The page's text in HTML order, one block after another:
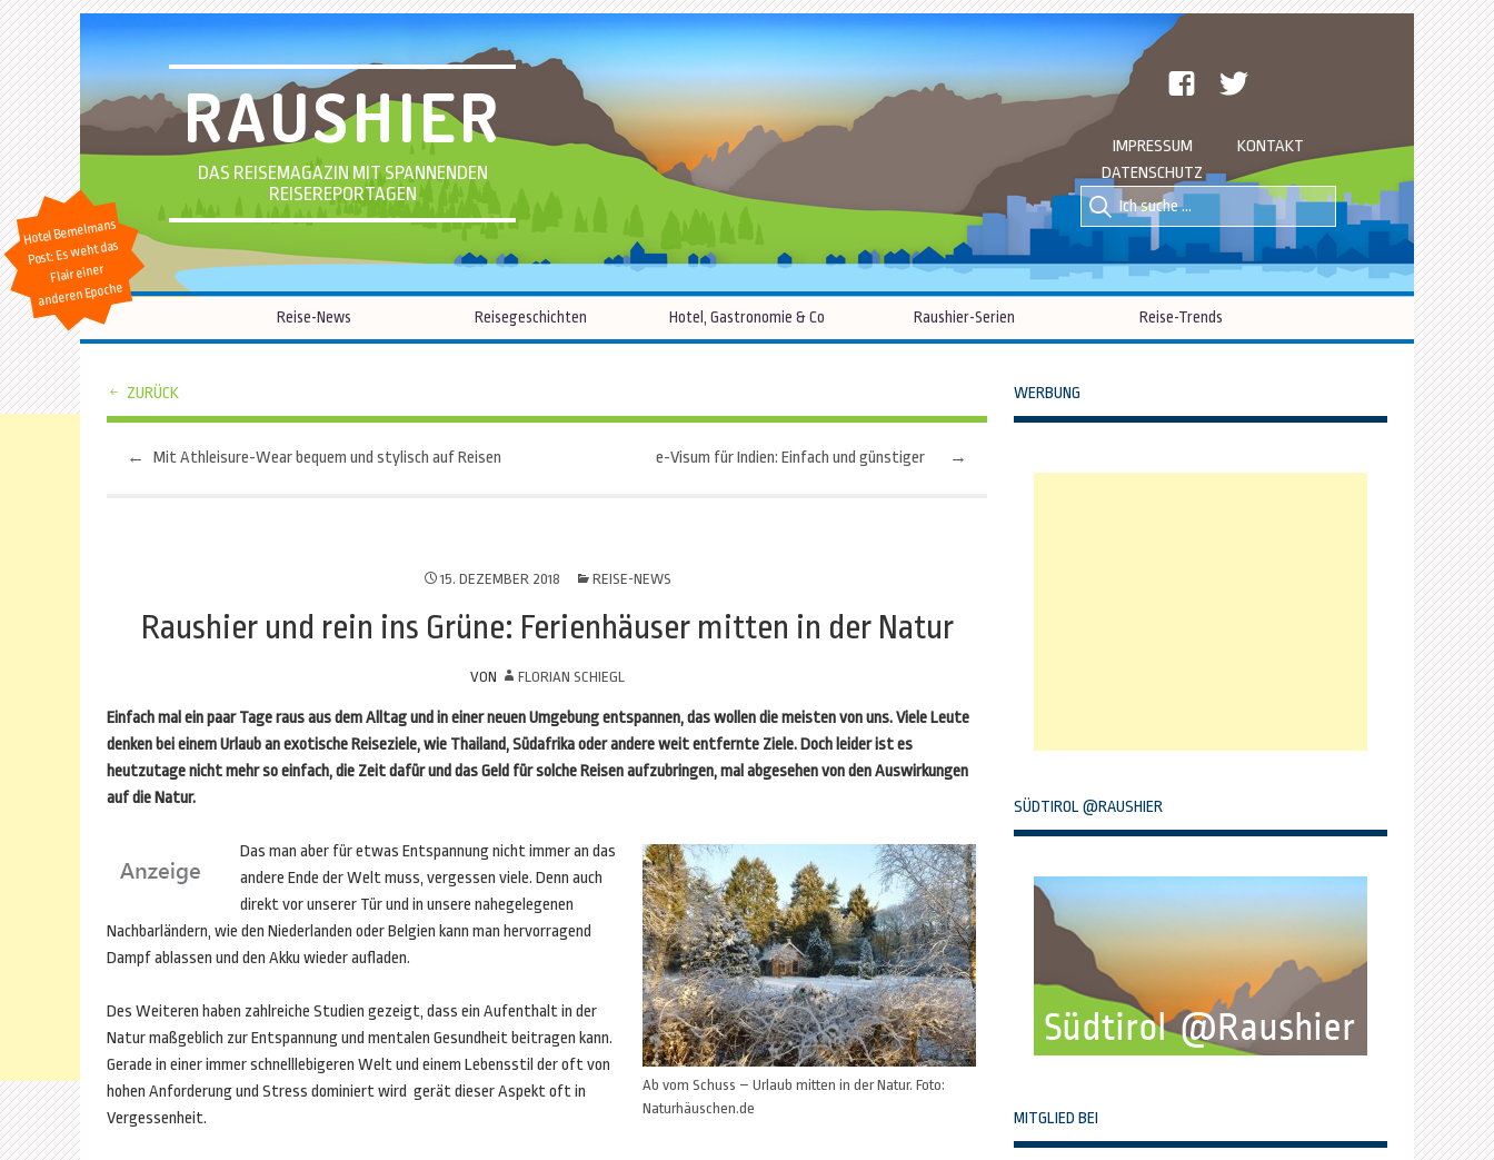
RAUSHIER
DAS REISEMAGAZIN MIT SPANNENDEN
REISEREPORTAGEN
facebook
IMPRESSUM
KONTAKT
DATENSCHUTZ
Suche
nach::
Suche
nach:
Hotel Bemelmans
Post: Es weht das
Flair einer
anderen Epoche
Reise-News Reisegeschichten Hotel, Gastronomie & Co Raushier-Serien Reise-Trends
ZURÜCK
Beitragsnavigation
← Mit Athleisure-Wear bequem und stylisch auf Reisen →
e-Visum für Indien: Einfach und günstiger
15. DEZEMBER 2018 REISE-NEWS
Raushier und rein ins Grüne: Ferienhäuser mitten in der Natur
VON FLORIAN SCHIEGL
Einfach mal ein paar Tage raus aus dem Alltag und in einer neuen Umgebung entspannen, das wollen die meisten von uns. Viele Leute
denken bei einem Urlaub an exotische Reiseziele, wie Thailand, Südafrika oder andere weit entfernte Ziele. Doch leider ist es
heutzutage nicht mehr so einfach, die Zeit dafür und das Geld für solche Reisen aufzubringen, mal abgesehen von den Auswirkungen
auf die Natur.
Ab vom Schuss – Urlaub mitten in der Natur. Foto:
Naturhäuschen.de
Das man aber für etwas Entspannung nicht immer an das
andere Ende der Welt muss, vergessen viele. Denn auch
direkt vor unserer Tür und in unsere nahegelegenen
Nachbarländern, wie den Niederlanden oder Belgien kann man hervorragend
Dampf ablassen und den Akku wieder aufladen.
Des Weiteren haben zahlreiche Studien gezeigt, dass ein Aufenthalt in der
Natur maßgeblich zur Entspannung und mentalen Gesundheit beitragen kann.
Gerade in einer immer schnelllebigeren Welt und einem Lebensstil der oft von
hohen Anforderung und Stress dominiert wird gerät dieser Aspekt oft in
Vergessenheit.
WERBUNG
SÜDTIROL @RAUSHIER
MITGLIED BEI